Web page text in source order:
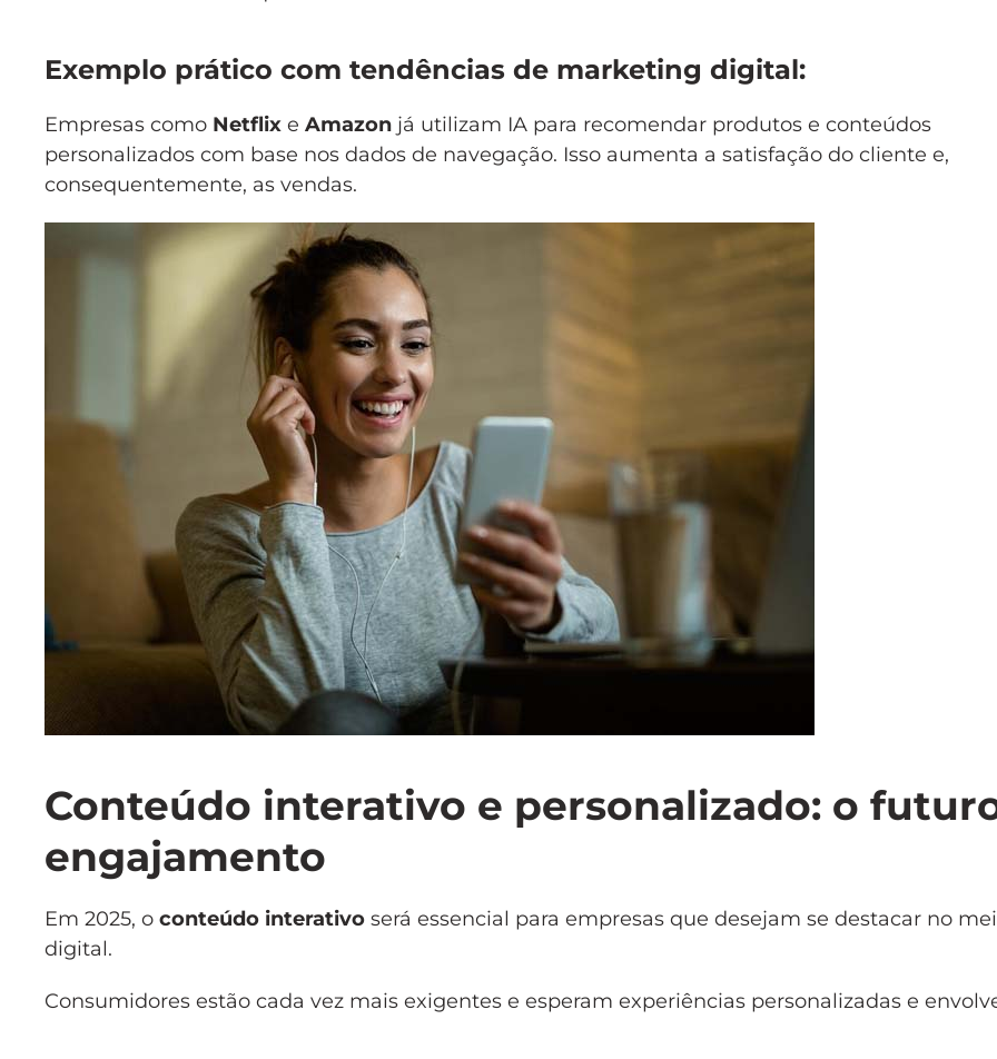
Exemplo prático com tendências de marketing digital:
Empresas como Netflix e Amazon já utilizam IA para recomendar produtos e conteúdos
personalizados com base nos dados de navegação. Isso aumenta a satisfação do cliente e,
consequentemente, as vendas.
Conteúdo interativo e personalizado: o
engajamento
Em 2025, o conteúdo interativo será essencial para empresas que desejam se destacar no
digital.
Consumidores estão cada vez mais exigentes e esperam experiências personalizadas e